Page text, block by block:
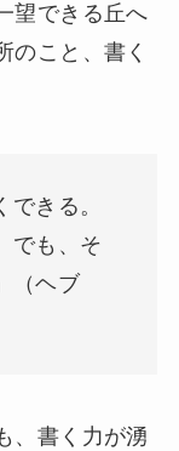
望できる丘へ
のこと、書く
できる。
でも、そ
（ヘブ
、書く力が湧